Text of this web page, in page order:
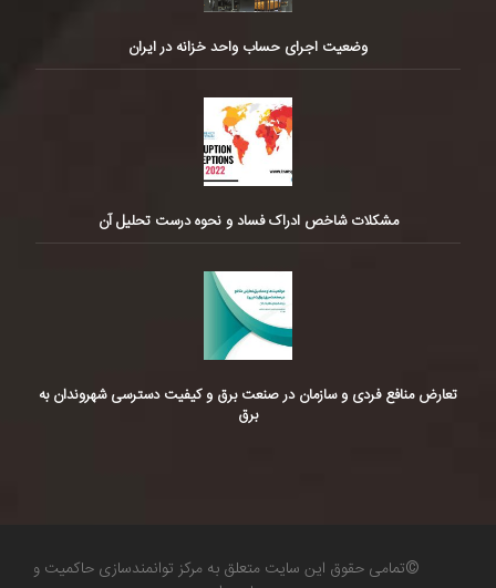
وضعیت اجرای حساب واحد خزانه در ایران
مشکلات شاخص ادراک فساد و نحوه درست تحلیل آن
تعارض منافع فردی و سازمان در صنعت برق و کیفیت دسترسی شهروندان به
برق
©تمامی حقوق این سایت متعلق به مرکز توانمندسازی حاکمیت و